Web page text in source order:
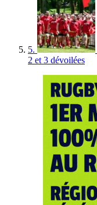
5.
2 et 3 dévoilées